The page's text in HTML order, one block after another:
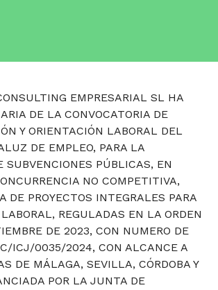
EMPRESARIAL SL HA
DE LA CONVOCATORIA DE
Y ORIENTACIÓN LABORAL DEL
DE EMPLEO, PARA LA
SUBVENCIONES PÚBLICAS, EN
NO COMPETITIVA,
DE PROYECTOS INTEGRALES PARA
REGULADAS EN LA ORDEN
DE 2023, CON NUMERO DE
ICJ/0035/2024, CON ALCANCE A
DE MÁLAGA, SEVILLA, CÓRDOBA Y
POR LA JUNTA DE